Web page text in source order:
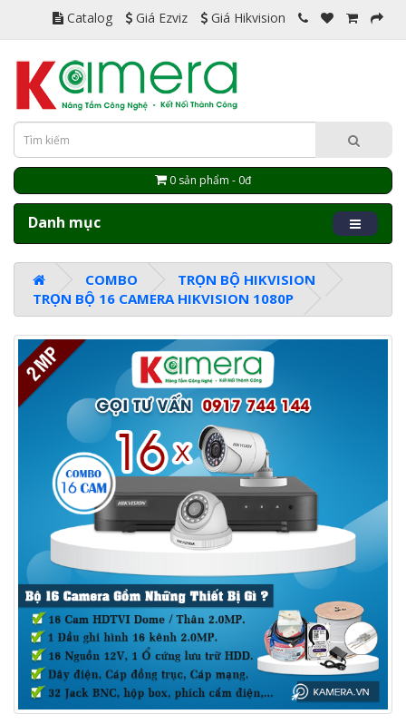
Catalog Giá Ezviz Giá Hikvision
0 sản phẩm - 0đ
Danh mục
COMBO
TRỌN BỘ HIKVISION
TRỌN BỘ 16 CAMERA HIKVISION 1080P